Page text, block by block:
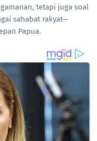
tetapi juga soal
sahabat rakyat—
Papua.